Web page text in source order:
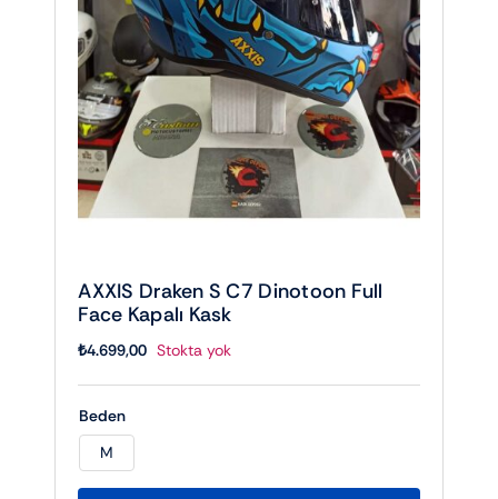
AXXIS Draken S C7 Dinotoon Full
Face Kapalı Kask
₺4.699,00 Stokta yok
Beden
M